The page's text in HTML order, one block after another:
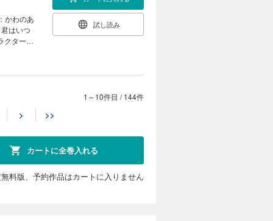
繰り巫
「宝
【番外
（おが
アオジ
強外道
ら 原
編】
」（コ
キャ
の 原
織川
と異な
かわのあ
はいつ
クター原
ぷでぃ
ラダイ
夏緒）
い
蒼崎
魔獣対
） 「さ
試し読み
れ令
「花燭
ままな
ではご
） 【番
カートに入れる
1～10件目 /144件
> >>
カートに全巻入れる
料版、予約作品はカートに入りません